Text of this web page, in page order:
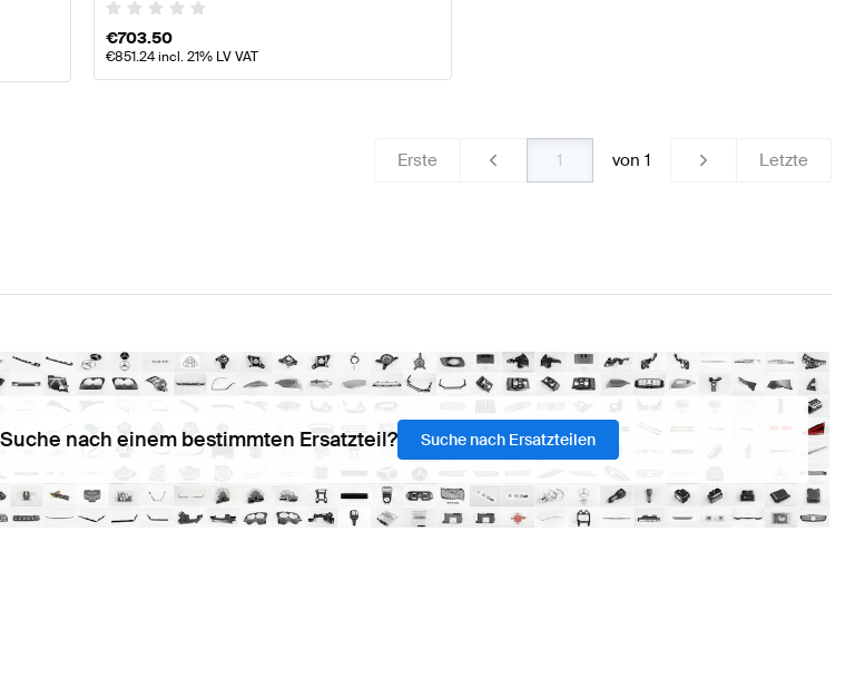
€703.50
€851.24incl. 21% LV VAT
Erste von 1 Letzte
nach einem bestimmten Ersatzteil? Suche nach Ersatzteilen